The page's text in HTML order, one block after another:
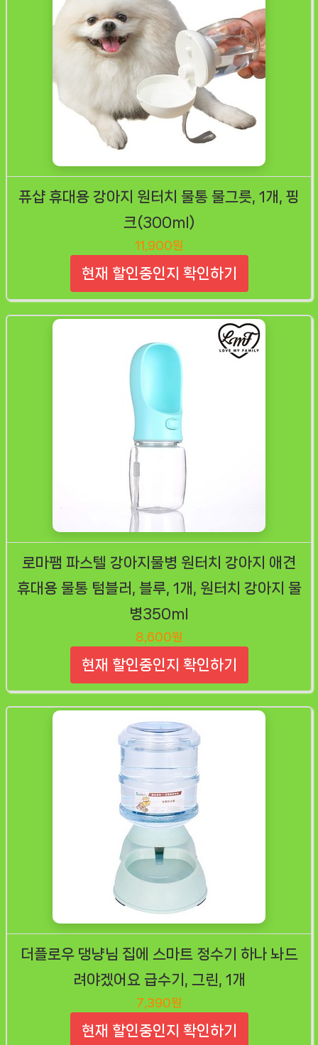
퓨샵 휴대용 강아지 원터치 물통 물그릇, 1개, 핑
크(300ml)
11,900원
현재 할인중인지 확인하기
로마팸 파스텔 강아지물병 원터치 강아지 애견
휴대용 물통 텀블러, 블루, 1개, 원터치 강아지 물
병350ml
8,600원
현재 할인중인지 확인하기
더플로우 댕냥님 집에 스마트 정수기 하나 놔드
려야겠어요 급수기, 그린, 1개
7,390원
현재 할인중인지 확인하기